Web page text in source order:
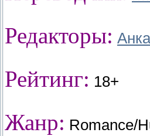
Редакторы:
Рейтинг: 18+
Жанр: Romance/